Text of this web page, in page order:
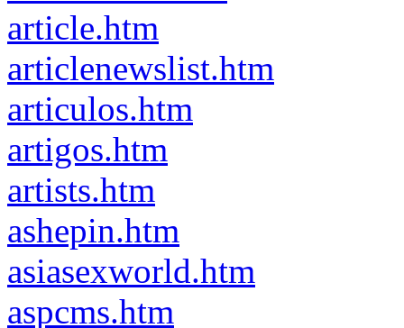
article.htm
articlenewslist.htm
articulos.htm
artigos.htm
artists.htm
ashepin.htm
asiasexworld.htm
aspcms.htm